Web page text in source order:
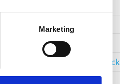
Marketing
Ideas
Kiddicraft
Lego Ideas Pick